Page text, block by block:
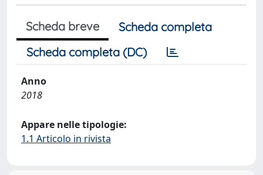
Scheda breve
Scheda completa
Scheda completa (DC)
Anno
2018
Appare nelle tipologie:
1.1 Articolo in rivista